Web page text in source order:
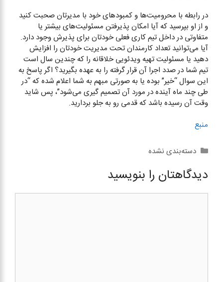
در رابطه با محرومیت‌ها و کمبود‌های خود با مدیرتان صحبت کنید
و از او بپرسید که آیا امکان پذیرفتن مسئولیت‌های بیشتر یا
متفاوتی در داخل تیم کاری فعلی خودتان برای پذیرش وجود دارد.
آیا می‌توانید تعداد کارمندان تحت مدیریت خودتان را افزایش
دهید یا مسئولیت تهیه ویدئویی خلاقانه را که چندین سال است
تیم شما در صدد اجرا آن قرار گرفته را به عهده بگیرید؟ اگر پاسخ به
این سوال “خیر” بوده یا به صورتی مبهم به شما اعلام شده که “در
طی چند ماه آینده در مورد آن تصمیم گیری می‌شود”، پس شاید
وقت آن رسیده باشد که قدمی رو به جلو بردارید.
منبع
دسته‌ها
دسته‌بندی نشده
دیدگاهتان را بنویسید
دیدگاه